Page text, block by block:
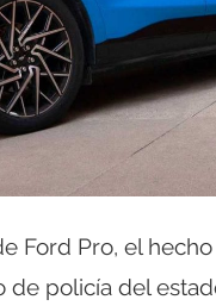
Ford Pro, el
policía del